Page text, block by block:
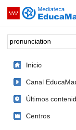
Saltar navegación
Palabra o frase:
Inicio
Canal
Últimos
Centros